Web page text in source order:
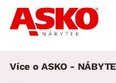
Více o ASKO -